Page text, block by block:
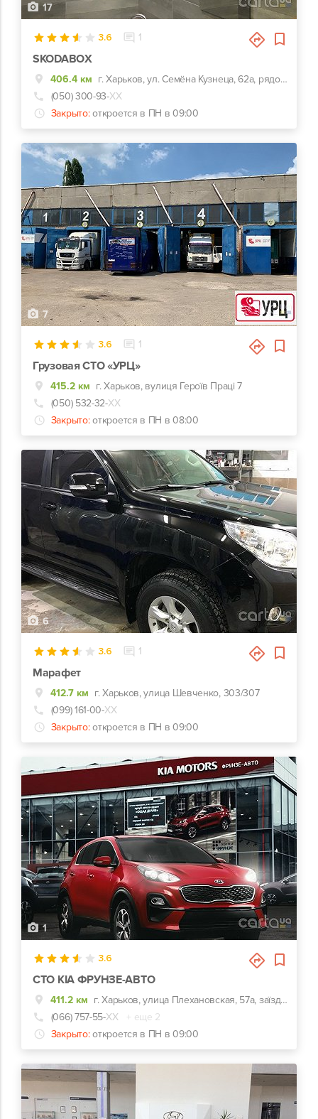
17
3.6 1
SKODABOX
406.4 км
г. Харьков, ул. Семёна Кузнеца, 62а, рядом Воробьевы горы на Полях и Барс
(050) 300-93-ХХ
Закрыто: откроется в ПН в 09:00
7
3.6 1
Грузовая СТО «УРЦ»
415.2 км г. Харьков, вулиця Героїв Праці 7
(050) 532-32-ХХ
Закрыто: откроется в ПН в 08:00
6
3.6 1
Марафет
412.7 км г. Харьков, улица Шевченко, 303/307
(099) 161-00-ХХ
Закрыто: откроется в ПН в 09:00
1
3.6
СТО KIA ФРУНЗЕ-АВТО
411.2 км
г. Харьков, улица Плехановская, 57а, заїзд навпроти центрального входу Металіст
(066) 757-55-ХХ
+ еще 2
Закрыто: откроется в ПН в 09:00